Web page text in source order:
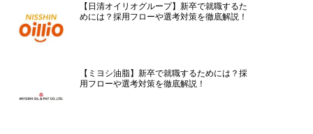
【日清オイリオグループ】新卒で就職するた
めには？採用フローや選考対策を徹底解説！
【ミヨシ油脂】新卒で就職するためには？採
用フローや選考対策を徹底解説！